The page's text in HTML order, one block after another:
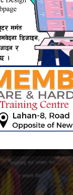
भन्ने सहकारी